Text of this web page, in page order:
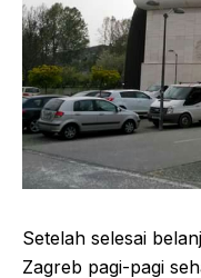
Setelah selesai
Zagreb pagi-pagi